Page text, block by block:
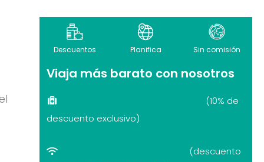
Descuentos Planifica Sin comisión
Viaja más barato con nosotros
(10% de
descuento exclusivo)
(descuento